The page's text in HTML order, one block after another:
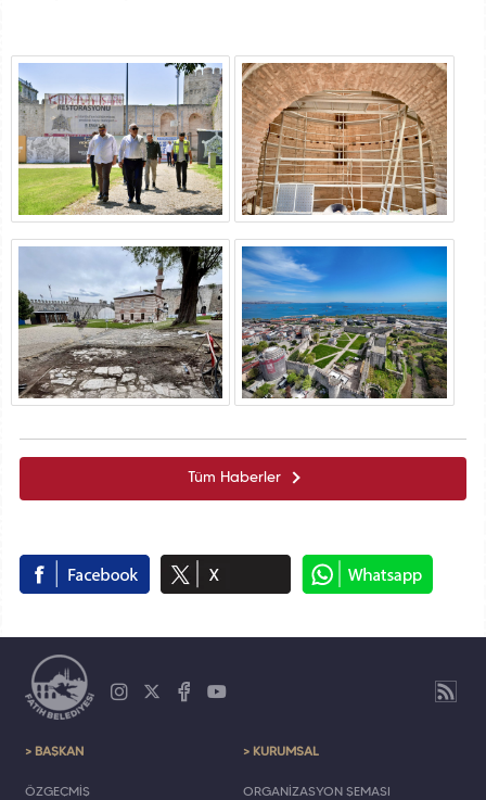
Tüm Haberler
> BAŞKAN
ÖZGEÇMİŞ
> KURUMSAL
ORGANİZASYON ŞEMASI